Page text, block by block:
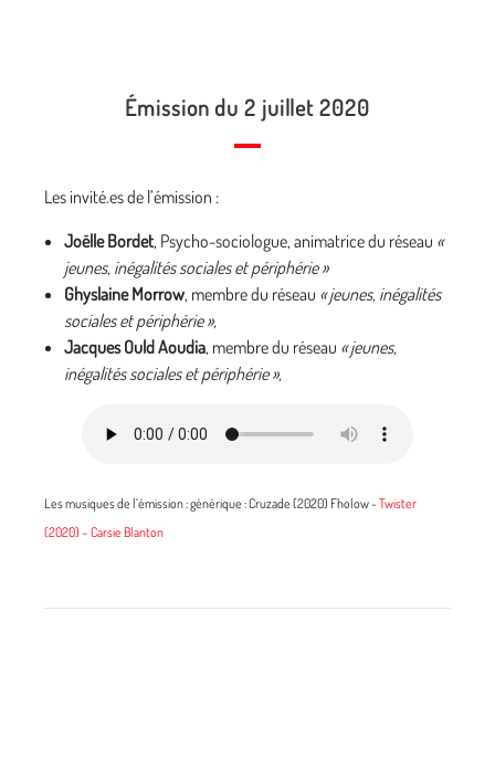
Émission du 2 juillet 2020
Les invité.es de l’émission :
Joëlle Bordet, Psycho-sociologue, animatrice du réseau «
jeunes, inégalités sociales et périphérie »
Ghyslaine Morrow, membre du réseau « jeunes, inégalités
sociales et périphérie »,
Jacques Ould Aoudia, membre du réseau « jeunes,
inégalités sociales et périphérie »,
Les musiques de l’émission : générique : Cruzade (2020) Fholow - Twister
(2020) – Carsie Blanton